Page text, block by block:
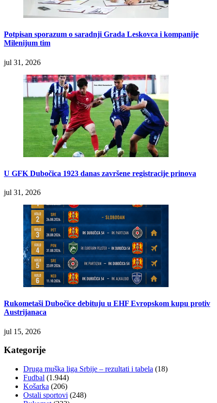
Potpisan sporazum o saradnji Grada Leskovca i kompanije
Milenijum tim
jul 31, 2026
U GFK Dubočica 1923 danas završene registracije prinova
jul 31, 2026
Rukometaši Dubočice debituju u EHF Evropskom kupu protiv
Austrijanaca
jul 15, 2026
Kategorije
Druga muška liga Srbije – rezultati i tabela (18)
Fudbal (1.944)
Košarka (206)
Ostali sportovi (248)